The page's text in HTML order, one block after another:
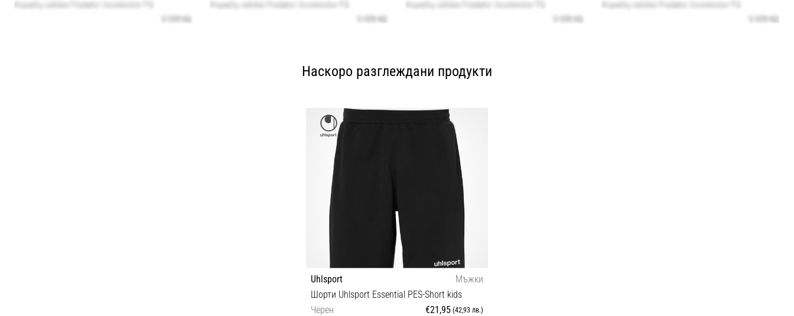
Наскоро разглеждани продукти
Uhlsport
Мъжки
Шорти Uhlsport Essential PES-Short kids
Черен
€21,95 (42,93 лв.)